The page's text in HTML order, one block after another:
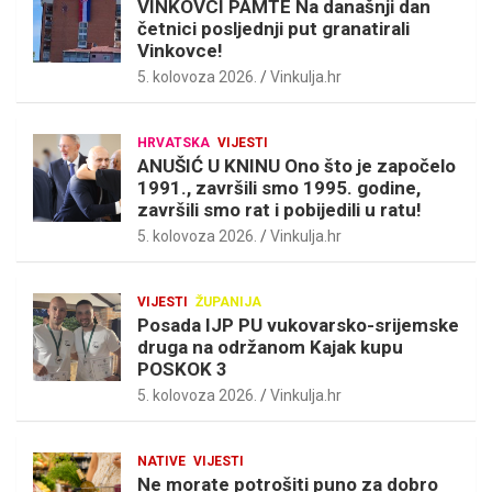
VINKOVCI PAMTE Na današnji dan
četnici posljednji put granatirali
Vinkovce!
5. kolovoza 2026. Vinkulja.hr
HRVATSKA VIJESTI
ANUŠIĆ U KNINU Ono što je započelo
1991., završili smo 1995. godine,
završili smo rat i pobijedili u ratu!
5. kolovoza 2026. Vinkulja.hr
VIJESTI ŽUPANIJA
Posada IJP PU vukovarsko-srijemske
druga na održanom Kajak kupu
POSKOK 3
5. kolovoza 2026. Vinkulja.hr
NATIVE VIJESTI
Ne morate potrošiti puno za dobro